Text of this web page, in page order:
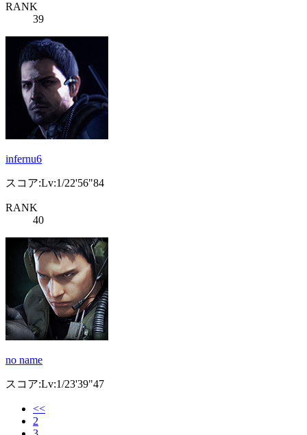
RANK
39
infernu6
スコア:Lv:1/22'56"84
RANK
40
no name
スコア:Lv:1/23'39"47
<<
2